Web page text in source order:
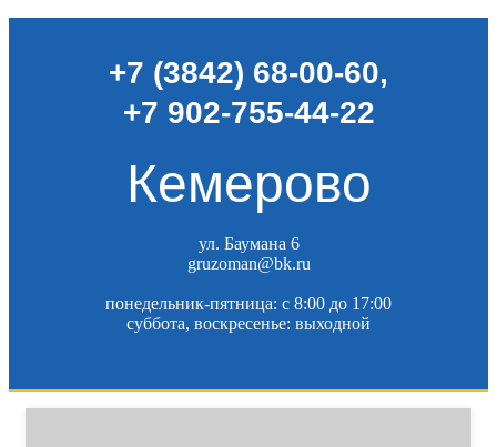
+7 (3842) 68-00-60,
+7 902-755-44-22
Кемерово
ул. Баумана 6
gruzoman@bk.ru
понедельник-пятница: c 8:00 до 17:00
суббота, воскресенье: выходной